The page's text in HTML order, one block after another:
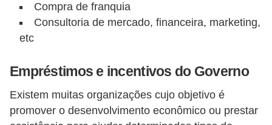
Compra de franquia
Consultoria de mercado, financeira, marketing,
etc
Empréstimos e incentivos do Governo
Existem muitas organizações cujo objetivo é
promover o desenvolvimento econômico ou prestar
t
r
i